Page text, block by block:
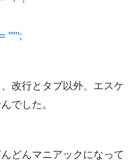
""";
改行とタブ以外、エスケ
でした。
どんマニアックになって